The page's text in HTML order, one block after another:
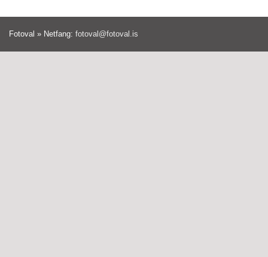
Fotoval » Netfang: fotoval@fotoval.is